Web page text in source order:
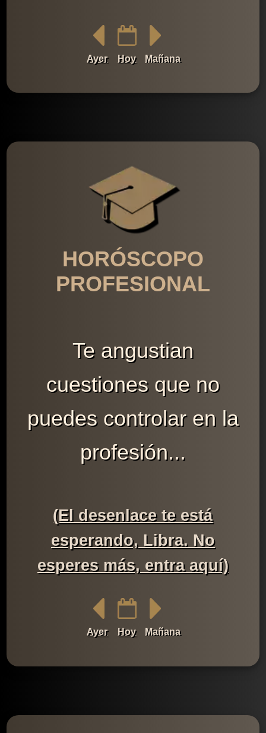
Ayer Hoy Mañana
HORÓSCOPO
PROFESIONAL
Te angustian
cuestiones que no
puedes controlar en la
profesión...
(El desenlace te está
esperando, Libra. No
esperes más, entra aquí)
Ayer Hoy Mañana